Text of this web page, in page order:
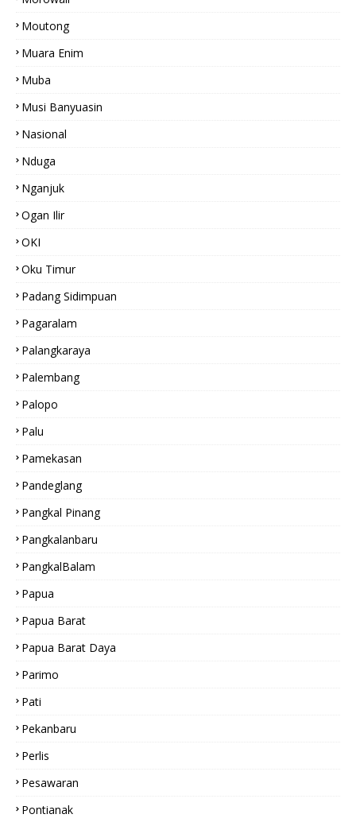
Moutong
Muara Enim
Muba
Musi Banyuasin
Nasional
Nduga
Nganjuk
Ogan Ilir
OKI
Oku Timur
Padang Sidimpuan
Pagaralam
Palangkaraya
Palembang
Palopo
Palu
Pamekasan
Pandeglang
Pangkal Pinang
Pangkalanbaru
PangkalBalam
Papua
Papua Barat
Papua Barat Daya
Parimo
Pati
Pekanbaru
Perlis
Pesawaran
Pontianak